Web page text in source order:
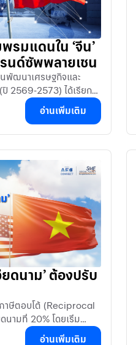
รมแดนใน ‘จีน’
นด์ซัพพลายเชน
พัฒนาเศรษฐกิจและ
2569-2573) ได้เรียก
การสร้างซัพพลายเชนแบบ
อ่านเพิ่มเติม
ดนาม’ ต้องปรับ
ภาษีตอบโต้ (Reciprocal
นามที่ 20% โดยเริ่ม
อัตราดังกล่าวต่ำกว่า
อ่านเพิ่มเติม